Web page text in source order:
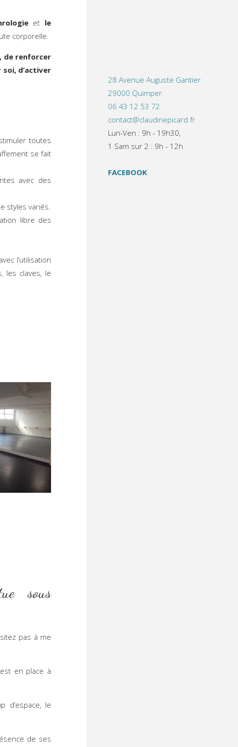
et le
corporelle.
de renforcer
d’activer
toutes
se fait
avec des
styles variés.
libre des
l’utilisation
les claves, le
:
sous
pas à me
en place à
d’espace, le
de ses
28 Avenue Auguste Gantier
29000 Quimper
06 43 12 53 72
contact@claudinepicard.fr
Lun-Ven : 9h - 19h30,
1 Sam sur 2 : 9h - 12h
FACEBOOK